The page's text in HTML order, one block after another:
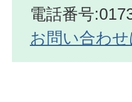
電話番号
お問い合わ